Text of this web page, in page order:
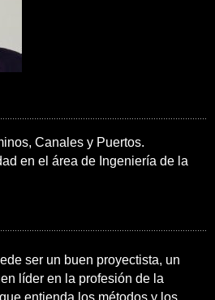
Canales y Puertos.
en el área de Ingeniería de la
ser un buen proyectista, un
líder en la profesión de la